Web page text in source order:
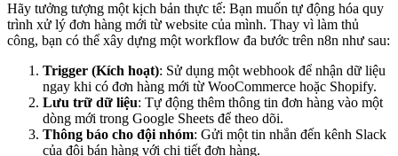
Hãy tưởng tượng một kịch bản thực tế: Bạn muốn tự động hóa quy
trình xử lý đơn hàng mới từ website của mình. Thay vì làm thủ
công, bạn có thể xây dựng một workflow đa bước trên n8n như sau:
Trigger (Kích hoạt): Sử dụng một webhook để nhận dữ liệu
ngay khi có đơn hàng mới từ WooCommerce hoặc Shopify.
Lưu trữ dữ liệu: Tự động thêm thông tin đơn hàng vào một
dòng mới trong Google Sheets để theo dõi.
Thông báo cho đội nhóm: Gửi một tin nhắn đến kênh Slack
của đội bán hàng với chi tiết đơn hàng.